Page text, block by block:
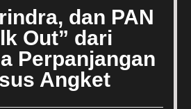
dan PAN
Out” dari
Perpanjangan
Angket